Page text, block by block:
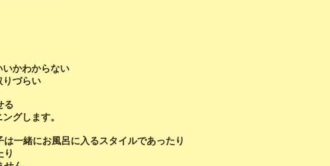
かわからない
づらい
る
グします。
一緒にお風呂に入るスタイルであったり
り